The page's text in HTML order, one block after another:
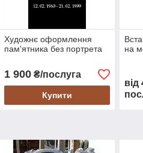
Художнє оформлення
пам'ятника без портрета
1 900₴/послуга
Купити
на
від